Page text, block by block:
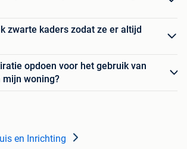
zwarte kaders zodat ze er altijd
opdoen voor het gebruik van
woning?
en Inrichting